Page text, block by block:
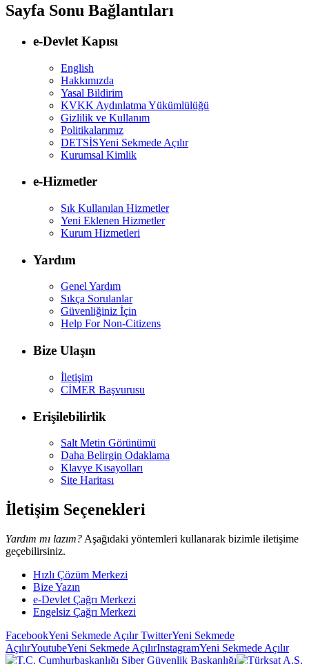
Sayfa Sonu Bağlantıları
e-Devlet Kapısı
English
Hakkımızda
Yasal Bildirim
KVKK Aydınlatma Yükümlülüğü
Gizlilik ve Kullanım
Politikalarımız
DETSİSYeni Sekmede Açılır
Kurumsal Kimlik
e-Hizmetler
Sık Kullanılan Hizmetler
Yeni Eklenen Hizmetler
Kurum Hizmetleri
Yardım
Genel Yardım
Sıkça Sorulanlar
Güvenliğiniz İçin
Help For Non-Citizens
Bize Ulaşın
İletişim
CİMER Başvurusu
Erişilebilirlik
Salt Metin Görünümü
Daha Belirgin Odaklama
Klavye Kısayolları
Site Haritası
İletişim Seçenekleri
Yardım mı lazım? Aşağıdaki yöntemleri kullanarak bizimle iletişime
geçebilirsiniz.
Hızlı Çözüm Merkezi
Bize Yazın
e-Devlet Çağrı Merkezi
Engelsiz Çağrı Merkezi
FacebookYeni Sekmede AçılırTwitterYeni Sekmede
AçılırYoutubeYeni Sekmede AçılırInstagramYeni Sekmede Açılır